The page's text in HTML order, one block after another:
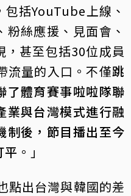
括YouTube上線、
絲應援、見面會、
甚至包括30位成員
流量的入口。不僅跳
了體育賽事啦啦隊聯
業與台灣模式進行融
制後，節目播出至今
平 。」
點出台灣與韓國的差